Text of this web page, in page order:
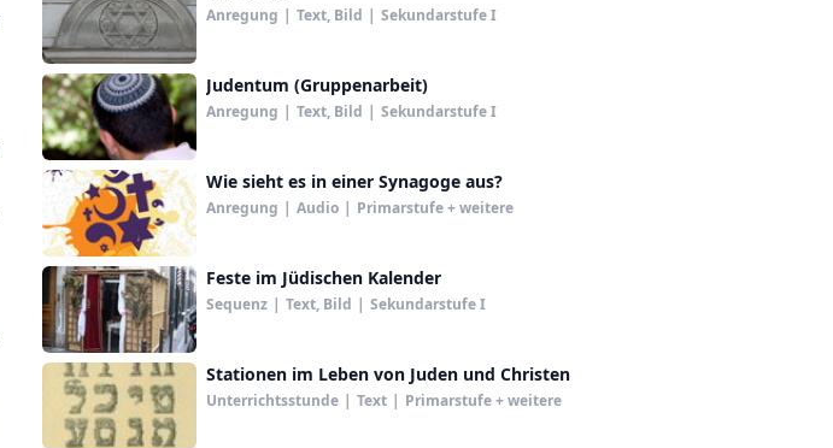
Anregung | Text, Bild | Sekundarstufe I
Judentum (Gruppenarbeit)
Anregung | Text, Bild | Sekundarstufe I
Wie sieht es in einer Synagoge aus?
Anregung | Audio | Primarstufe + weitere
Feste im Jüdischen Kalender
Sequenz | Text, Bild | Sekundarstufe I
Stationen im Leben von Juden und Christen
Unterrichtsstunde | Text | Primarstufe + weitere